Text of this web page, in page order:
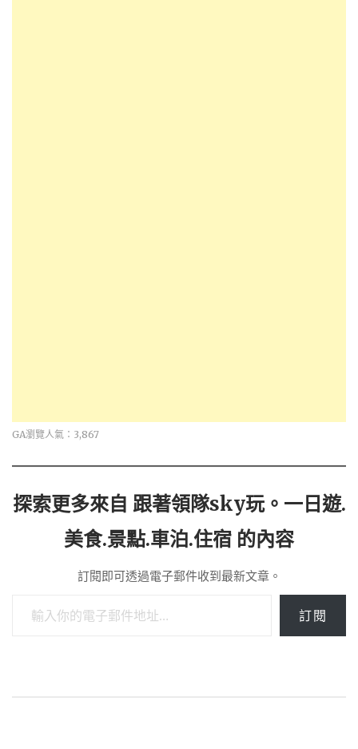
GA瀏覽人氣：3,867
探索更多來自 跟著領隊sky玩。一日遊.
美食.景點.車泊.住宿 的內容
訂閱即可透過電子郵件收到最新文章。
訂閱